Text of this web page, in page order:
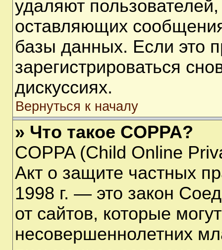
удаляют
оставляющих
базы данных. Если это
зарегистрироваться
дискуссиях.
Вернуться к началу
» Что такое COPPA?
COPPA (Child Online
Акт о защите частных
1998 г. — это закон
от сайтов, которые
несовершеннолетних